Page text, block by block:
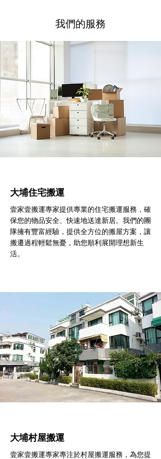
我們的服務
大埔住宅搬運
壹家壹搬運專家提供專業的住宅搬運服務，確
保您的物品安全、快速地送達新居。我們的團
隊擁有豐富經驗，提供全方位的搬屋方案，讓
搬遷過程輕鬆無憂，助您順利展開理想新生
活。
大埔村屋搬運
壹家壹搬運專家專注於村屋搬運服務，為您提